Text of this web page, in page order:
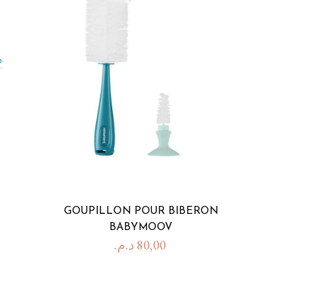
GOUPILLON POUR BIBERON
BABYMOOV
80,00 د.م.